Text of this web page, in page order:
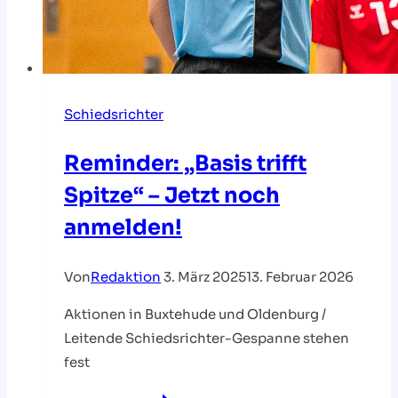
Schiedsrichter
Reminder: „Basis trifft
Spitze“ – Jetzt noch
anmelden!
VonRedaktion 3. März 202513. Februar 2026
Aktionen in Buxtehude und Oldenburg /
Leitende Schiedsrichter-Gespanne stehen
fest